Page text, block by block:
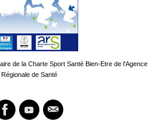
de la Charte Sport Santé Bien-Etre de l'Agence
Régionale de Santé